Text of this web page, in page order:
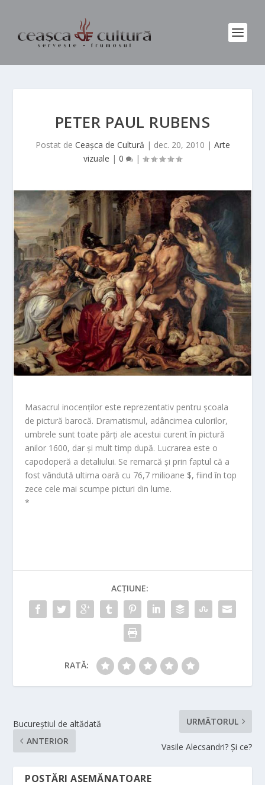
PETER PAUL RUBENS
Postat de Ceașca de Cultură | dec. 20, 2010 | Arte
vizuale | 0 |
Masacrul inocenților este reprezentativ pentru școala
de pictură barocă. Dramatismul, adâncimea culorilor,
umbrele sunt toate părți ale acestui curent în pictură
anilor 1600, dar și mult timp după. Lucrarea este o
capodoperă a detaliului. Se remarcă și prin faptul că a
fost vândută ultima oară cu 76,7 milioane $, fiind în top
zece cele mai scumpe picturi din lume.
*
ACȚIUNE:
RATĂ:
Bucureștiul de altădată
ANTERIOR
URMĂTORUL
Vasile Alecsandri? Și ce?
POSTĂRI ASEMĂNATOARE